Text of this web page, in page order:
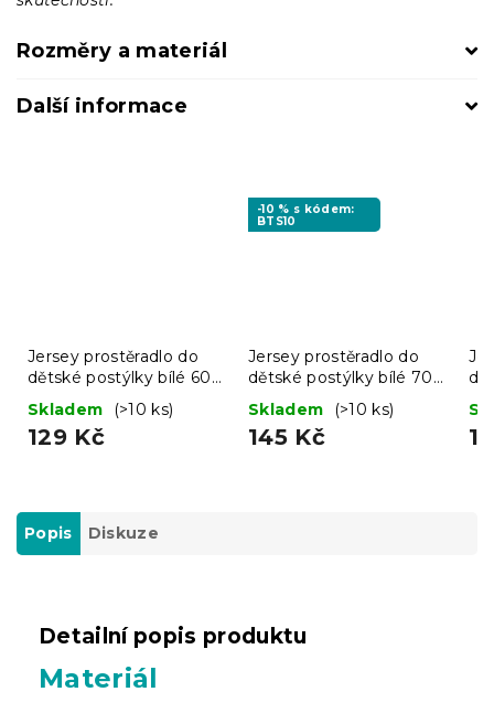
Rozměry a materiál
Další informace
Jersey prostěradlo do
dětské postýlky bílé 60 x
120 cm
Skladem (>10 ks)
129 Kč
-10 % s kódem:
BTS10
Jersey prostěradlo do
dětské postýlky bílé 70 x
140 cm
Skladem (>10 ks)
145 Kč
Popis Diskuze
Detailní popis produktu
Materiál